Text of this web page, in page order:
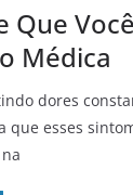
Que
Médica
dores
que esses